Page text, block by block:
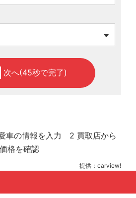
次へ(45秒で完了)
提供：carview!